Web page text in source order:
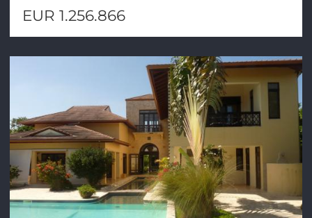
EUR 1.256.866